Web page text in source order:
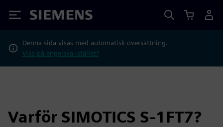
Siemens
Denna sida visas med automatisk översättning.
Visa på engelska istället?
Varför SIMOTICS S-1FT7?